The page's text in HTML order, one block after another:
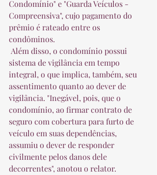
Condomínio" e "Guarda Veículos -
Compreensiva", cujo pagamento do
prêmio é rateado entre os
condôminos.
sistema de vigilância em tempo
integral, o que implica, também, seu
assentimento quanto ao dever de
vigilância. "Inegável, pois, que o
condomínio, ao firmar contrato de
seguro com cobertura para furto de
veículo em suas dependências,
assumiu o dever de responder
civilmente pelos danos dele
decorrentes", anotou o relator.